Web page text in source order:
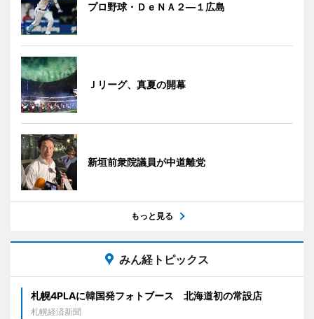
プロ野球・ＤｅＮＡ２―１広島
Ｊリーグ、真夏の開幕
新垣前衆院議員が中道離党
もっと見る
みん経トピックス
札幌4PLAに韓国発フォトブース 北海道初の常設店
札幌経済新聞